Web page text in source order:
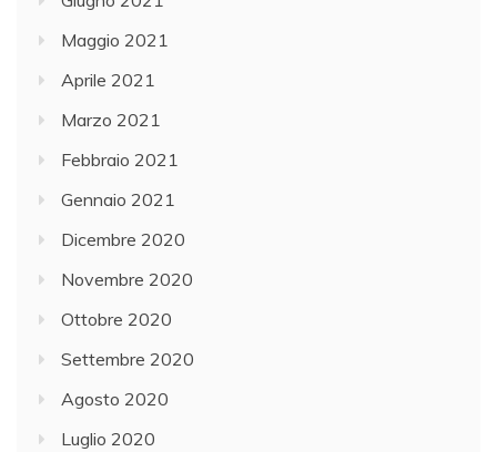
Maggio 2021
Aprile 2021
Marzo 2021
Febbraio 2021
Gennaio 2021
Dicembre 2020
Novembre 2020
Ottobre 2020
Settembre 2020
Agosto 2020
Luglio 2020